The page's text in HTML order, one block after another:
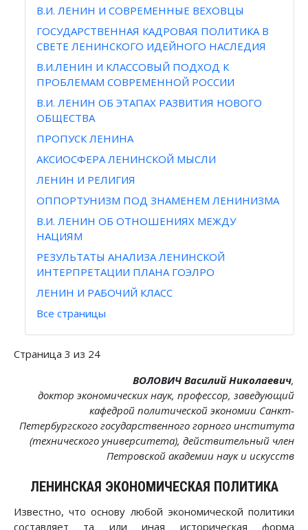
В.И. ЛЕНИН И СОВРЕМЕННЫЕ ВЕХОВЦЫ
ГОСУДАРСТВЕННАЯ КАДРОВАЯ ПОЛИТИКА В
СВЕТЕ ЛЕНИНСКОГО ИДЕЙНОГО НАСЛЕДИЯ
В.И.ЛЕНИН И КЛАССОВЫЙ ПОДХОД К
ПРОБЛЕМАМ СОВРЕМЕННОЙ РОССИИ
В.И. ЛЕНИН ОБ ЭТАПАХ РАЗВИТИЯ НОВОГО
ОБЩЕСТВА
ПРОПУСК ЛЕНИНА
АКСИОСФЕРА ЛЕНИНСКОЙ МЫСЛИ
ЛЕНИН И РЕЛИГИЯ
ОППОРТУНИЗМ ПОД ЗНАМЕНЕМ ЛЕНИНИЗМА
В.И. ЛЕНИН ОБ ОТНОШЕНИЯХ МЕЖДУ
НАЦИЯМ
РЕЗУЛЬТАТЫ АНАЛИЗА ЛЕНИНСКОЙ
ИНТЕРПРЕТАЦИИ ПЛАНА ГОЭЛРО
ЛЕНИН И РАБОЧИЙ КЛАСС
Все страницы
Страница 3 из 24
ВОЛОВИЧ Василий Николаевич,
доктор экономических наук, профессор, заведующий
кафедрой политической экономии Санкт-
Петербургского государственного горного института
(технического университета), действительный член
Петровской академии наук и искусств
ЛЕНИНСКАЯ ЭКОНОМИЧЕСКАЯ ПОЛИТИКА
Известно, что основу любой экономической политики
составляет та или иная историческая форма